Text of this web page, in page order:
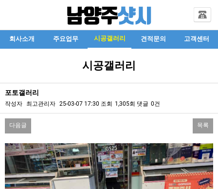
회사소개 주요업무 시공갤러리 견적문의 고객센터
시공갤러리
포토갤러리
작성자 최고관리자 25-03-07 17:30 조회 1,305회 댓글 0건
다음글 목록
본문